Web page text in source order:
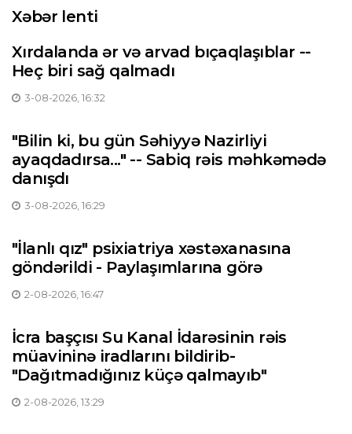
Xəbər lenti
Xırdalanda ər və arvad bıçaqlaşıblar --
Heç biri sağ qalmadı
3-08-2026, 16:32
"Bilin ki, bu gün Səhiyyə Nazirliyi
ayaqdadırsa..." -- Sabiq rəis məhkəmədə
danışdı
3-08-2026, 16:29
"İlanlı qız" psixiatriya xəstəxanasına
göndərildi - Paylaşımlarına görə
2-08-2026, 16:47
İcra başçısı Su Kanal İdarəsinin rəis
müavininə iradlarını bildirib-
"Dağıtmadığınız küçə qalmayıb"
2-08-2026, 13:29